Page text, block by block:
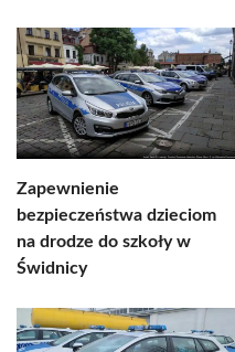
Zapewnienie
bezpieczeństwa dzieciom
na drodze do szkoły w
Świdnicy